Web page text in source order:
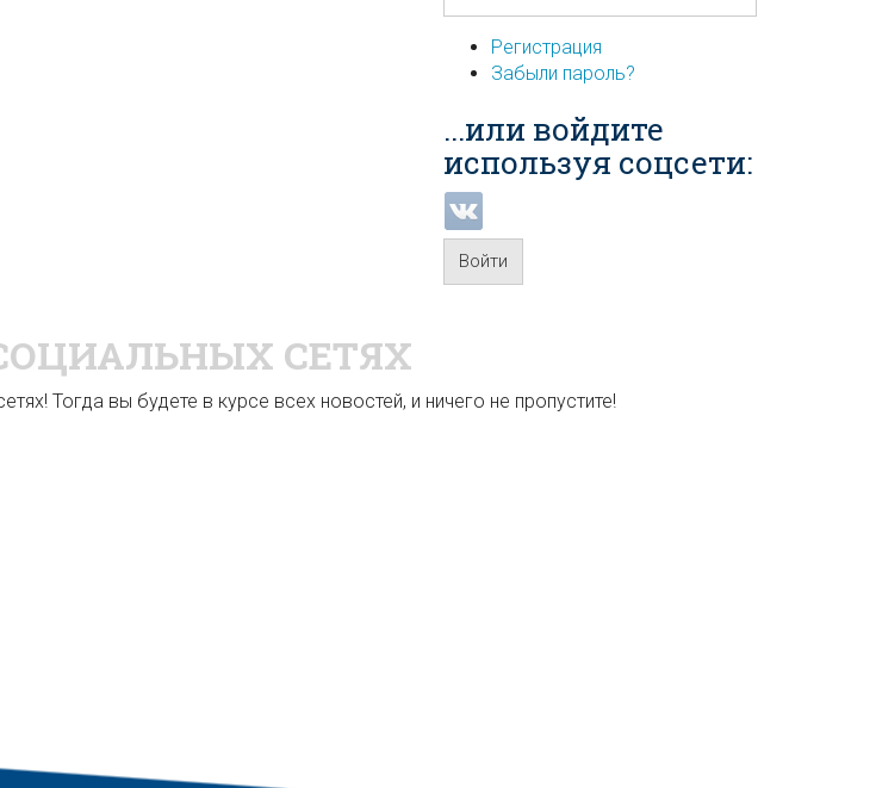
Регистрация
Забыли пароль?
...или войдите
используя соцсети:
Войти
СЕТЯХ
Тогда вы будете в курсе всех новостей, и ничего не пропустите!